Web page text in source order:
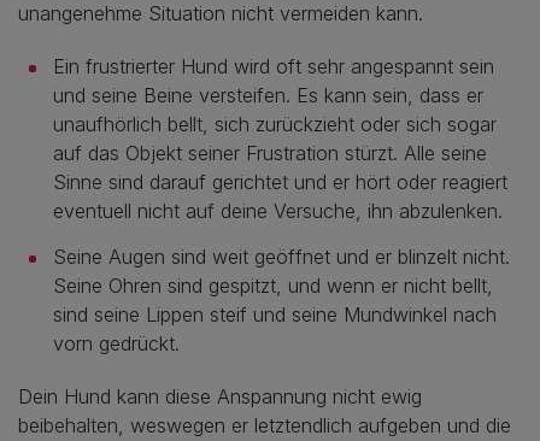
unangenehme Situation nicht vermeiden kann.
Ein frustrierter Hund wird oft sehr angespannt sein
und seine Beine versteifen. Es kann sein, dass er
unaufhörlich bellt, sich zurückzieht oder sich sogar
auf das Objekt seiner Frustration stürzt. Alle seine
Sinne sind darauf gerichtet und er hört oder reagiert
eventuell nicht auf deine Versuche, ihn abzulenken.
Seine Augen sind weit geöffnet und er blinzelt nicht.
Seine Ohren sind gespitzt, und wenn er nicht bellt,
sind seine Lippen steif und seine Mundwinkel nach
vorn gedrückt.
Dein Hund kann diese Anspannung nicht ewig
beibehalten, weswegen er letztendlich aufgeben und die